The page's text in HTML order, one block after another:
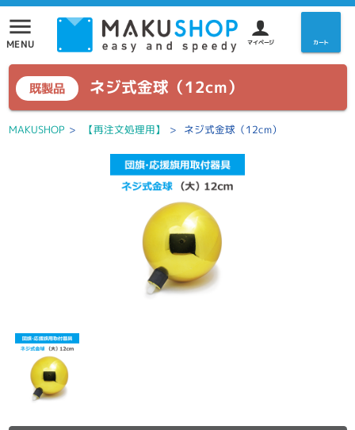
menu
MENU マイページ カート
既製品 ネジ式金球（12cm）
MAKUSHOP > 【再注文処理用】 > ネジ式金球（12cm）